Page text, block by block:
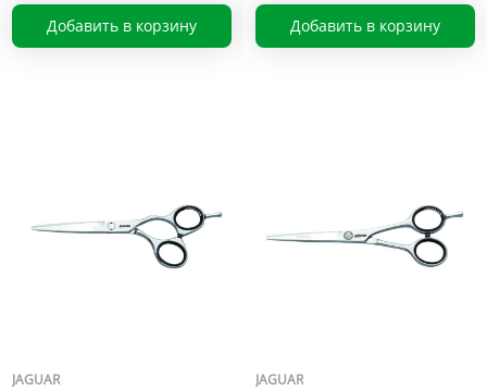
Добавить в корзину Добавить в корзину
JAGUAR JAGUAR